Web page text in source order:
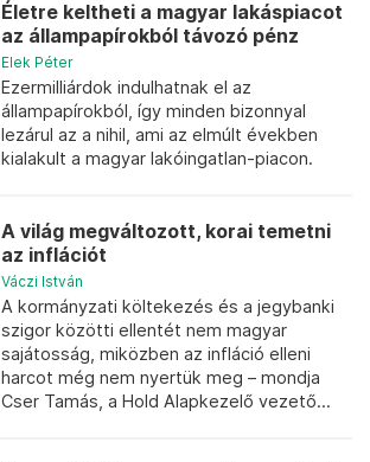
Életre keltheti a magyar lakáspiacot
az állampapírokból távozó pénz
Elek Péter
Ezermilliárdok indulhatnak el az
állampapírokból, így minden bizonnyal
lezárul az a nihil, ami az elmúlt években
kialakult a magyar lakóingatlan-piacon.
A világ megváltozott, korai temetni
az inflációt
Váczi István
A kormányzati költekezés és a jegybanki
szigor közötti ellentét nem magyar
sajátosság, miközben az infláció elleni
harcot még nem nyertük meg – mondja
Cser Tamás, a Hold Alapkezelő vezető...